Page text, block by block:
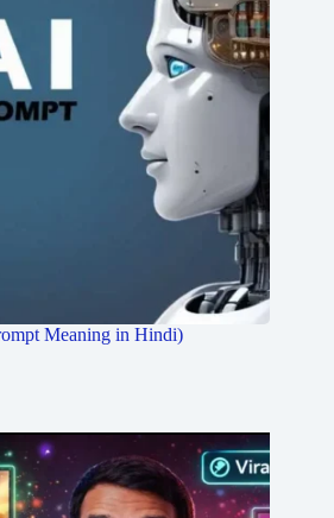
Meaning in Hindi)